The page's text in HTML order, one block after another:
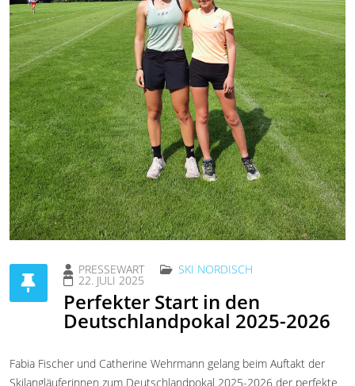
PRESSEWART SKI NORDISCH
22. JULI 2025
Perfekter Start in den
Deutschlandpokal 2025-2026
Fabia Fischer und Catherine Wehrmann gelang beim Auftakt der
Skilangläuferinnen zum Deutschlandpokal 2025-2026 der perfekte